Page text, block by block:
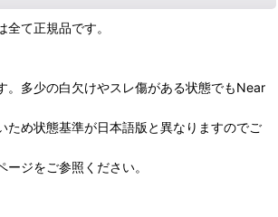
て正規品です。
。多少の白欠けやスレ傷がある状態でもNear
ため状態基準が日本語版と異なりますのでご
ジをご参照ください。